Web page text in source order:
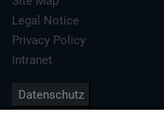
Legal Notice
Privacy Policy
Intranet
Datenschutz